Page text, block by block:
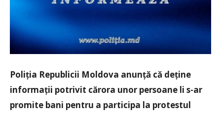
Poliția Republicii Moldova anunță că deține
informații potrivit cărora unor persoane li s-ar
promite bani pentru a participa la protestul